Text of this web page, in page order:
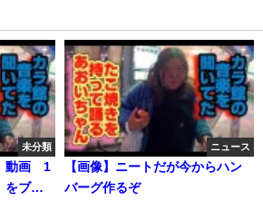
未分類
動画 1
をブラ
ニュース
【画像】ニートだが今からハン
バーグ作るぞ